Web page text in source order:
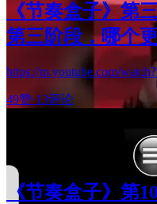
《节奏盒子》第
第三阶段，哪个
https://m.youtube.com/
49赞·13评论
《节奏盒子》第